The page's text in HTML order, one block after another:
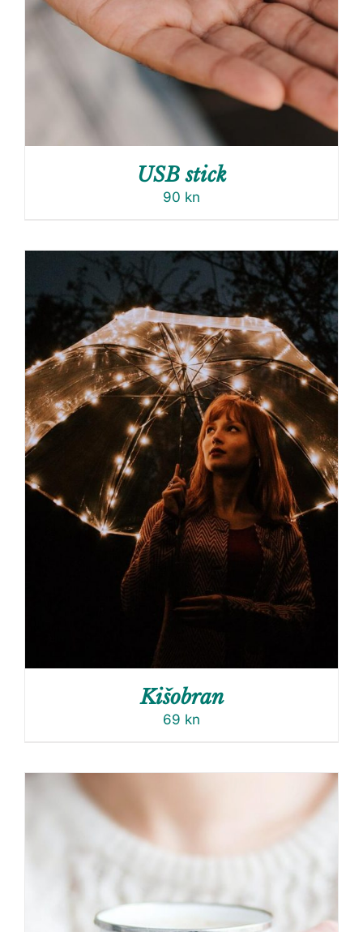
USB stick
90 kn
Kišobran
69 kn